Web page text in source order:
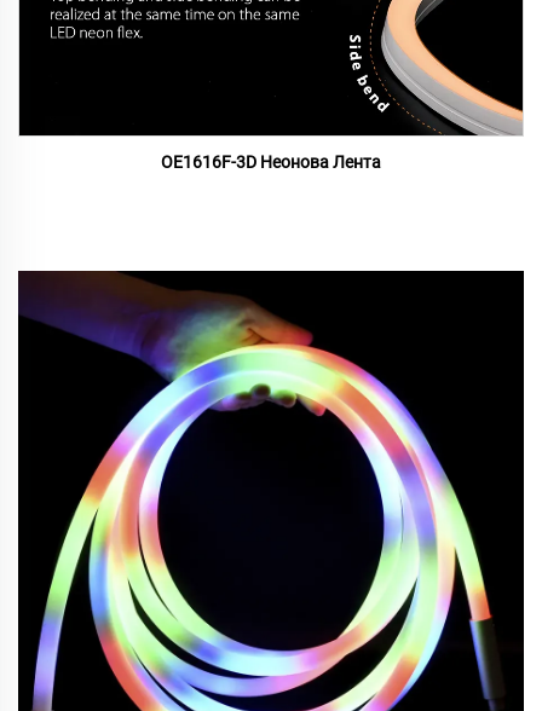
OE1616F-3D Неонова Лента